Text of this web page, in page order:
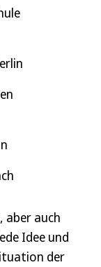
aber auch
Idee und
der